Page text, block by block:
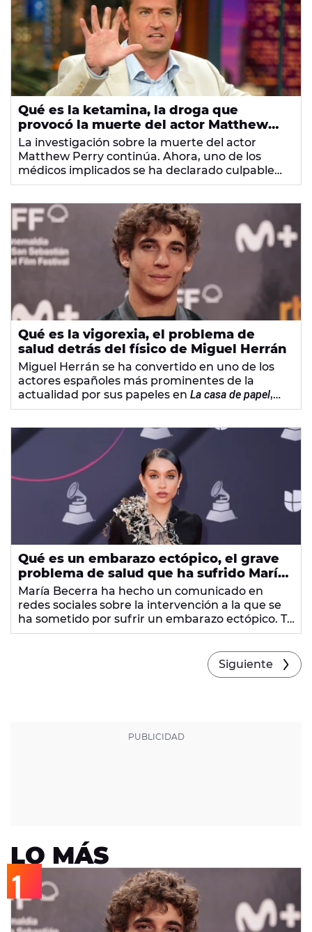
Qué es la ketamina, la droga que
provocó la muerte del actor Matthew
Perry
La investigación sobre la muerte del actor
Matthew Perry continúa. Ahora, uno de los
médicos implicados se ha declarado culpable
por distribución ilegal de la ketamina. Pero ¿qué
Qué es la vigorexia, el problema de
salud detrás del físico de Miguel Herrán
Miguel Herrán se ha convertido en uno de los
actores españoles más prominentes de la
actualidad por sus papeles en La casa de papel,
ÉliteoModelo 77. En alguna ocasión, el
adolescencia, cuando sufrió un trastorno mental
llamado vigorexia que afecta a su aspecto físico.
Qué es un embarazo ectópico, el grave
problema de salud que ha sufrido María
Becerra
María Becerra ha hecho un comunicado en
redes sociales sobre la intervención a la que se
ha sometido por sufrir un embarazo ectópico. Te
contamos qué tipo de embarazo es, sus causas y
Siguiente
LO MÁS